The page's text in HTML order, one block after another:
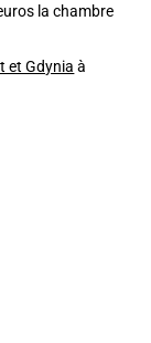
la chambre
et Gdynia à